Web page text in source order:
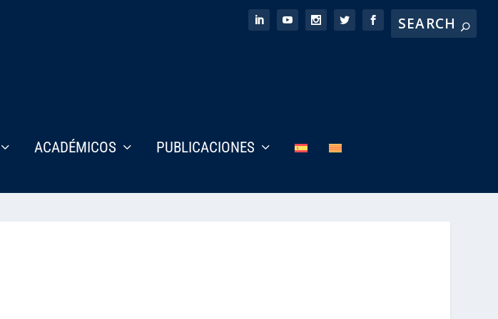
ACADÉMICOS PUBLICACIONES